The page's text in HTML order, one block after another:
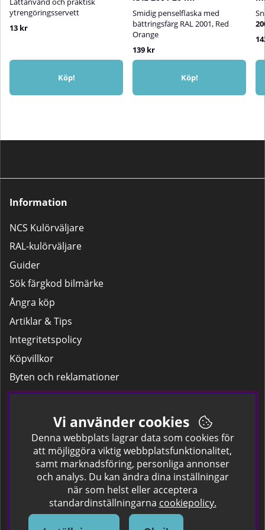
ytrengöringsservett
13 kr
Köp!
Smidig penselflaska med
bättringsfärg RAL 2001, Red
Orange
139 kr
Köp!
Information
NCS Kulörväljare
RAL-kulörväljare
Guider
Sök färgkod bilmärke
Ångra köp
Artiklar & Tips
Integritetspolicy
Köpvillkor
Byten och reklamationer
Leverans
Hitta färgkoden på bilen.
Företagskund
Om oss
Om Spraycan
Vi använder cookies
Denna webbplats lagrar data som cookies för
att möjliggöra viktig webbplatsfunktionalitet,
samt marknadsföring, personliga annonser
och analys. Du kan ändra dina inställningar
när som helst eller acceptera
standardinställningarna cookiepolicy.